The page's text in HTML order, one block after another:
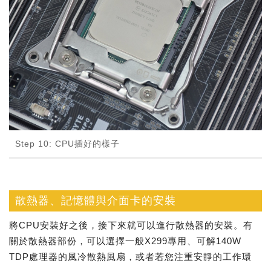
Step 10: CPU插好的樣子
散熱器、記憶體與介面卡的安裝
將CPU安裝好之後，接下來就可以進行散熱器的安裝。有
關於散熱器部份，可以選擇一般X299專用、可解140W
TDP處理器的風冷散熱風扇，或者若您注重安靜的工作環